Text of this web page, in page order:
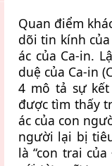
Quan điểm
dõi tin kính
ác của Ca-in.
duệ của Ca-in
4 mô tả sự
được tìm thấy
ác của con
người lại bị
là “con trai